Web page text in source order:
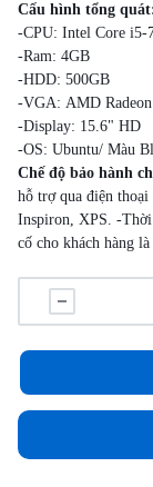
Cấu hình tổng
-CPU: Intel Core i5-
-Ram: 4GB
-HDD: 500GB
-VGA: AMD
-Display: 15.6" HD
-OS: Ubuntu/ Màu
Chế độ bảo hành
hỗ trợ qua điện thoại
Inspiron, XPS. -Thời gian tối đa từ khi nhận sự cố đến khi giải quyết sự
cố cho khách hàng